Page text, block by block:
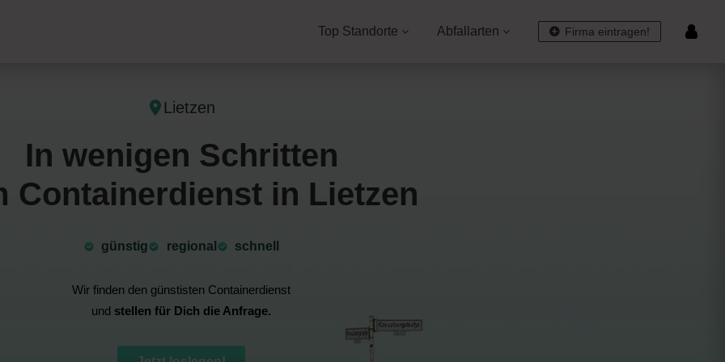
Firma eintragen!
Top Standorte Abfallarten
Lietzen
In wenigen Schritten
Containerdienst in Lietzen
günstig ⁠regional schnell
Wir finden den günstisten Containerdienst
und stellen für Dich die Anfrage.